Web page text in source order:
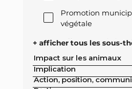
Promotion
végétale
Offre végétale lors
Exclusion de
publics de la ville
+ afficher tous les sous-
Impact sur les animaux
Implication
Action, position,